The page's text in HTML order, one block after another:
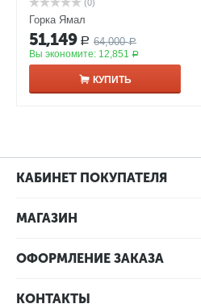
(0)
Горка Ямал
51,149 Р 64,000 Р
Вы экономите: 12,851 Р
КУПИТЬ
КАБИНЕТ ПОКУПАТЕЛЯ
МАГАЗИН
ОФОРМЛЕНИЕ ЗАКАЗА
КОНТАКТЫ